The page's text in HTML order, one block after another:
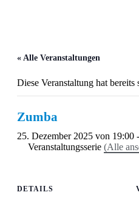
« Alle Veranstaltungen
Diese Veranstaltung hat bereits
Zumba
25. Dezember 2025 von 19:00 -
Veranstaltungsserie (Alle
DETAILS